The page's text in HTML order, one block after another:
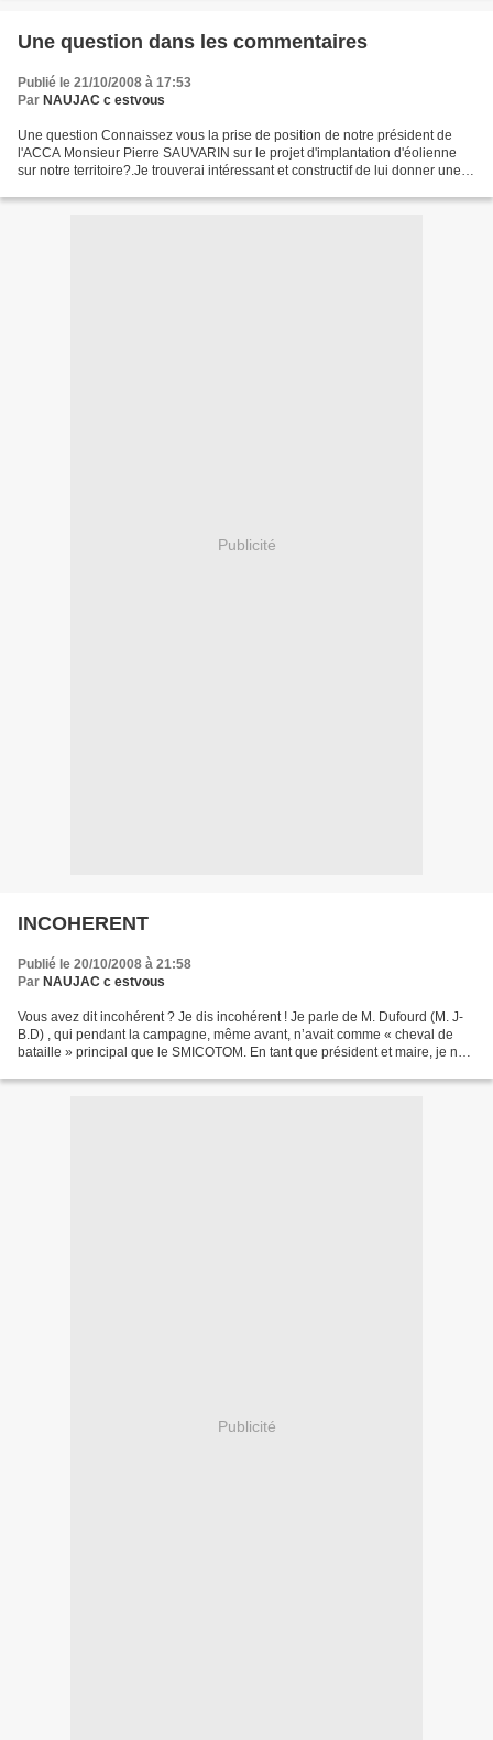
Une question dans les commentaires
Publié le 21/10/2008 à 17:53
Par NAUJAC c estvous
Une question Connaissez vous la prise de position de notre président de
l'ACCA Monsieur Pierre SAUVARIN sur le projet d'implantation d'éolienne
sur notre territoire?.Je trouverai intéressant et constructif de lui donner une
Publicité
INCOHERENT
Publié le 20/10/2008 à 21:58
Par NAUJAC c estvous
Vous avez dit incohérent ? Je dis incohérent ! Je parle de M. Dufourd (M. J-
B.D) , qui pendant la campagne, même avant, n’avait comme « cheval de
bataille » principal que le SMICOTOM. En tant que président et maire, je ne
Publicité